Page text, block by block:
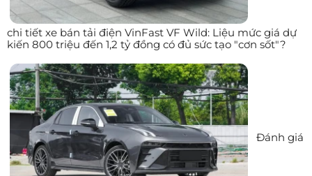
chi tiết xe bán tải điện VinFast VF Wild: Liệu mức giá dự
kiến 800 triệu đến 1,2 tỷ đồng có đủ sức tạo "cơn sốt"?
Đánh giá